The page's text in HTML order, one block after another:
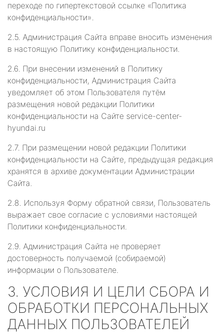
переходе по гипертекстовой ссылке «Политика
конфиденциальности».
2.5. Администрация Сайта вправе вносить изменения
в настоящую Политику конфиденциальности.
2.6. При внесении изменений в Политику
конфиденциальности, Администрация Сайта
уведомляет об этом Пользователя путём
размещения новой редакции Политики
конфиденциальности на Сайте service-center-
hyundai.ru
2.7. При размещении новой редакции Политики
конфиденциальности на Сайте, предыдущая редакция
хранятся в архиве документации Администрации
Сайта.
2.8. Используя Форму обратной связи, Пользователь
выражает свое согласие с условиями настоящей
Политики конфиденциальности.
2.9. Администрация Сайта не проверяет
достоверность получаемой (собираемой)
информации о Пользователе.
3. УСЛОВИЯ И ЦЕЛИ СБОРА И
ОБРАБОТКИ ПЕРСОНАЛЬНЫХ
ДАННЫХ ПОЛЬЗОВАТЕЛЕЙ